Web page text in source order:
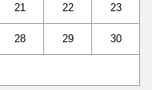
21 22 23
28 29 30